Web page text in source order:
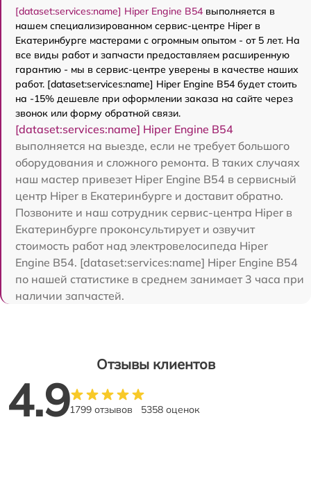
[dataset:services:name] Hiper Engine B54 выполняется в
нашем специализированном сервис-центре Hiper в
Екатеринбурге мастерами с огромным опытом - от 5 лет. На
все виды работ и запчасти предоставляем расширенную
гарантию - мы в сервис-центре уверены в качестве наших
работ. [dataset:services:name] Hiper Engine B54 будет стоить
на -15% дешевле при оформлении заказа на сайте через
звонок или форму обратной связи.
[dataset:services:name] Hiper Engine B54
выполняется на выезде, если не требует большого
оборудования и сложного ремонта. В таких случаях
наш мастер привезет Hiper Engine B54 в сервисный
центр Hiper в Екатеринбурге и доставит обратно.
Позвоните и наш сотрудник сервис-центра Hiper в
Екатеринбурге проконсультирует и озвучит
стоимость работ над электровелосипеда Hiper
Engine B54. [dataset:services:name] Hiper Engine B54
по нашей статистике в среднем занимает 3 часа при
наличии запчастей.
Отзывы клиентов
4.91799 отзывов 5358 оценок